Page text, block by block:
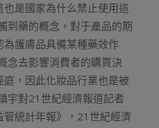
是國家為什么禁止使用這
到藥的概念，對于產品的期
護膚品具備某種藥效作
念去影響消費者的購買決
，因此化妝品行業也是被
宇對21世紀經濟報道記者
統計年報》，21世紀經濟